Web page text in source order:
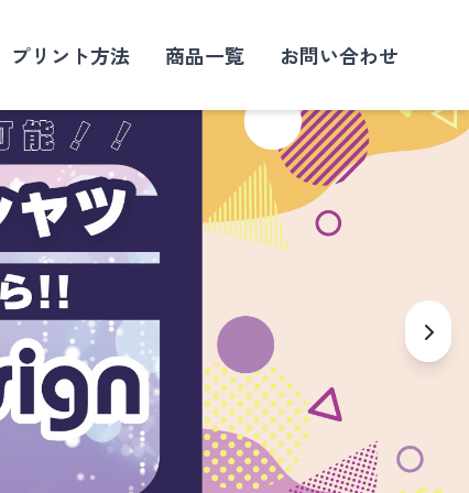
プリント方法 商品一覧 お問い合わせ